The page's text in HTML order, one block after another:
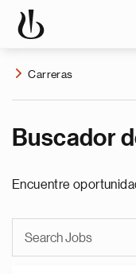
Carreras
Buscador
Encuentre